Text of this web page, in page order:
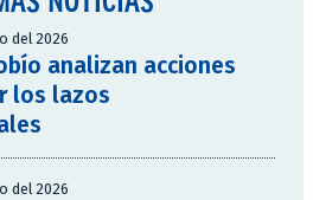
del 2026
analizan acciones
los lazos
del 2026